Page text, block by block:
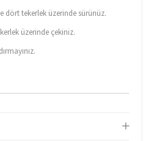
dört tekerlek üzerinde sürünüz.
üzerinde çekiniz.